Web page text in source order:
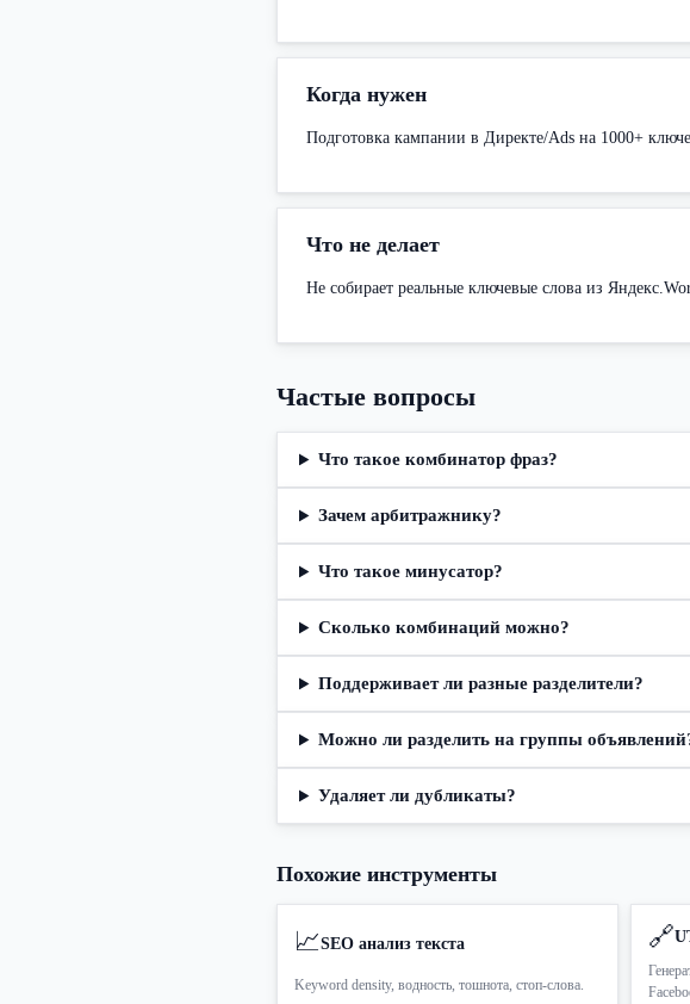
Когда нужен
Подготовка кампании в Директе/Ads на 1000+
Что не делает
Не собирает реальные ключевые слова из
Частые вопросы
Что такое комбинатор фраз?
Зачем арбитражнику?
Что такое минусатор?
Сколько комбинаций можно?
Поддерживает ли разные разделители?
Можно ли разделить на группы
Удаляет ли дубликаты?
Похожие инструменты
📈SEO анализ текста
Keyword density, водность, тошнота, стоп-слова.
🔗